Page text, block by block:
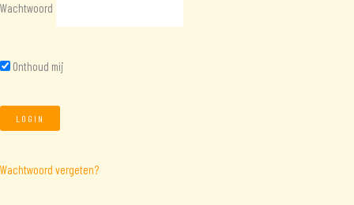
Wachtwoord
Onthoud mij
Wachtwoord vergeten?